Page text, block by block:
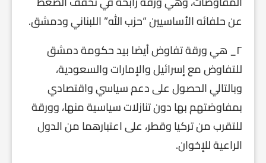
عن حلفائه الأساسيين “حزب الله” اللبناني ودمشق.
٢_ هي ورقة تفاوض أيضا بيد حكومة دمشق
للتفاوض مع إسرائيل والإمارات والسعودية،
وبالتالي الحصول على دعم سياسي واقتصادي
بمفاوضتهم بها دون تنازلات سياسية منها، وورقة
للتقرب من تركيا وقطر، على اعتبارهما من الدول
الراعية للإخوان.